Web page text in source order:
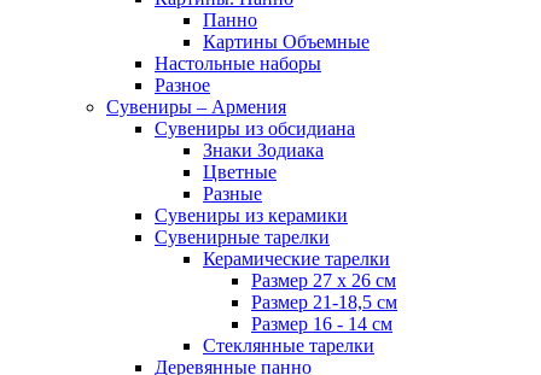
Панно
Картины Объемные
Настольные наборы
Разное
Сувениры – Армения
Сувениры из обсидиана
Знаки Зодиака
Цветные
Разные
Сувениры из керамики
Сувенирные тарелки
Керамические тарелки
Размер 27 х 26 см
Размер 21-18,5 см
Размер 16 - 14 см
Стеклянные тарелки
Деревянные панно